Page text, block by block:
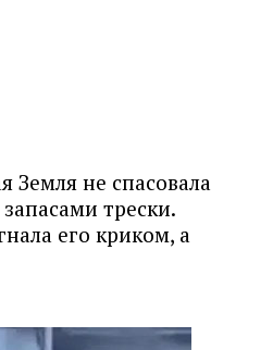
Земля не спасовала
трески.
его криком, а